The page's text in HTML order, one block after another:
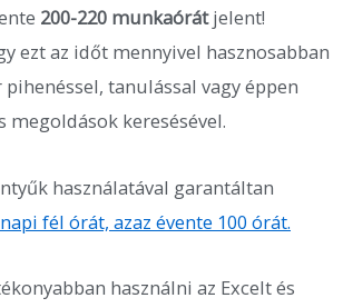
200-220 munkaórátjelent!
ezt az időt mennyivel hasznosabban
tanulással vagy éppen
megoldások keresésével.
használatával garantáltan
fél órát, azaz évente 100 órát.
használni az Excelt és